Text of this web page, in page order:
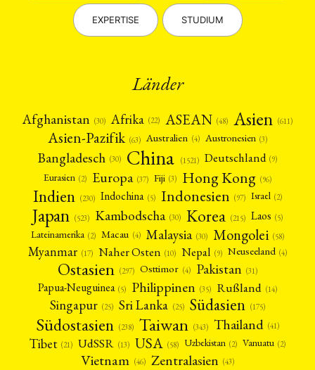
EXPERTISE STUDIUM
Länder
Afghanistan (30) Afrika (22) ASEAN (48) Asien (611)
Asien-Pazifik (63) Australien (4) Austronesien (3)
Bangladesch (30) China (1521) Deutschland (9)
Eurasien (2) Europa (37) Fiji (3) Hong Kong (96)
Indien (230) Indochina (5) Indonesien (97) Israel (2)
Japan (523) Kambodscha (30) Korea (215) Laos (5)
Lateinamerika (2) Macau (4) Malaysia (30) Mongolei (58)
Myanmar (17) Naher Osten (10) Nepal (9) Neuseeland (4)
Ostasien (297) Osttimor (4) Pakistan (31)
Papua-Neuguinea (5) Philippinen (35) Rußland (14)
Singapur (25) Sri Lanka (25) Südasien (175)
Südostasien (238) Taiwan (343) Thailand (41)
Tibet (21) UdSSR (13) USA (58) Uzbekistan (2) Vanuatu (2)
Vietnam (46) Zentralasien (43)